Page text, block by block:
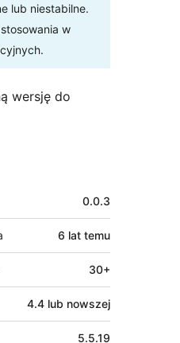
lub niestabilne.
w
wersję do
0.0.3
6 lat temu
30+
4.4 lub nowszej
5.5.19